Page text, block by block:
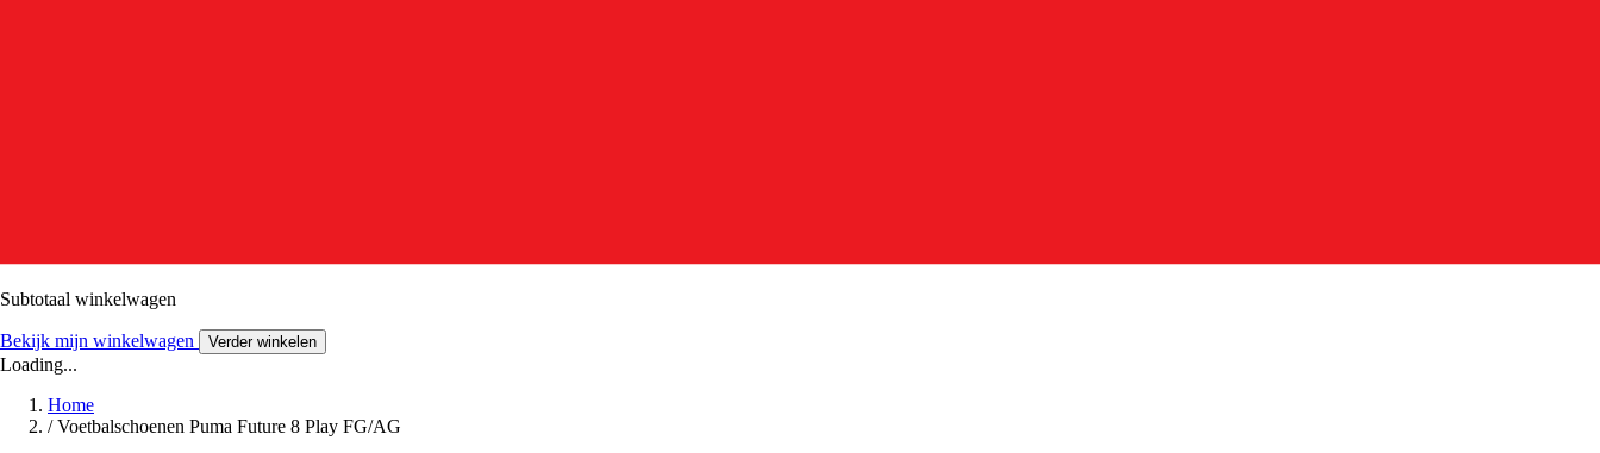
Subtotaal winkelwagen
Bekijk mijn winkelwagen Verder winkelen
Loading...
Home
/ Voetbalschoenen Puma Future 8 Play FG/AG